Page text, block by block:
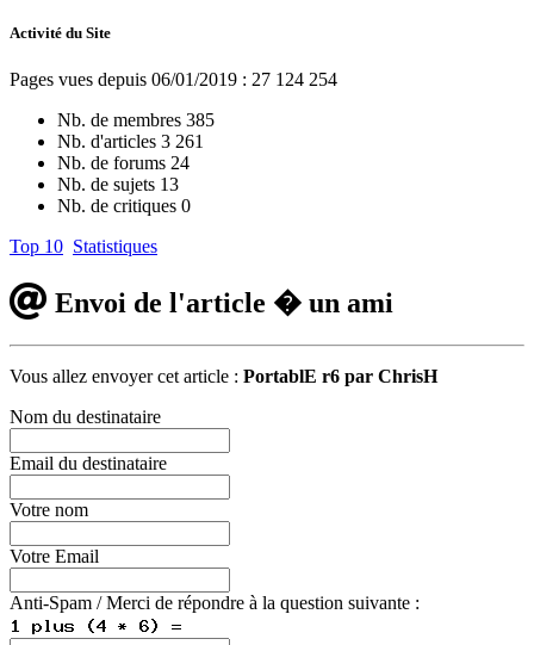
Activité du Site
Pages vues depuis 06/01/2019 : 27 124 254
Nb. de membres 385
Nb. d'articles 3 261
Nb. de forums 24
Nb. de sujets 13
Nb. de critiques 0
Top 10 Statistiques
Envoi de l'article � un ami
Vous allez envoyer cet article : PortablE r6 par ChrisH
Nom du destinataire
Email du destinataire
Votre nom
Votre Email
Anti-Spam / Merci de répondre à la question suivante :